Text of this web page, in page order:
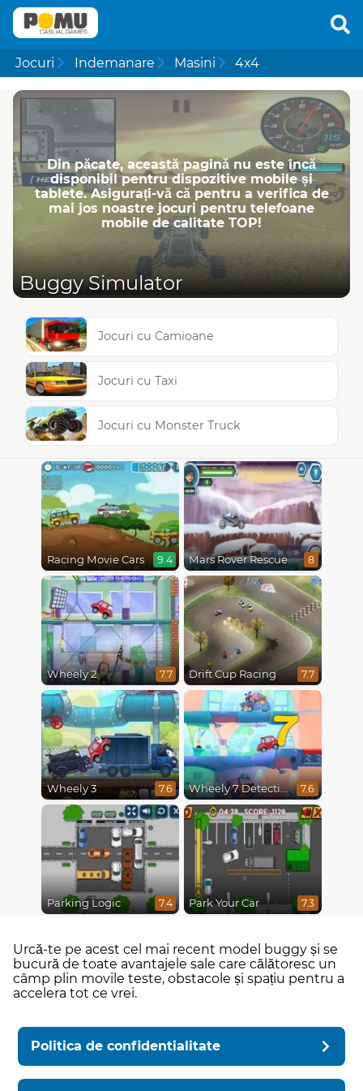
Jocuri Indemanare Masini 4x4
Din păcate, această pagină nu este încă
disponibil pentru dispozitive mobile și
tablete. Asigurați-vă că pentru a verifica de
mai jos noastre jocuri pentru telefoane
mobile de calitate TOP!
Buggy Simulator
Jocuri cu Camioane
Jocuri cu Taxi
Jocuri cu Monster Truck
Racing Movie Cars 9.4 Mars Rover Rescue 8
Wheely 2 7.7 Drift Cup Racing 7.7
Wheely 3 7.6
7
Wheely 7 Detective 7.6
Parking Logic 7.4 Park Your Car 7.3
Urcă-te pe acest cel mai recent model buggy și se
bucură de toate avantajele sale care călătoresc un
câmp plin movile teste, obstacole și spațiu pentru a
accelera tot ce vrei.
Politica de confidentialitate